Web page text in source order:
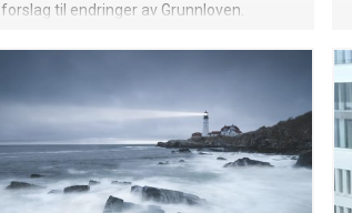
forslag til endringer av Grunnloven.